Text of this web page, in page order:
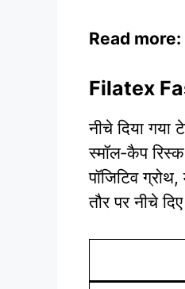
Read more:
Filatex
नीचे दिया गया
स्मॉल‑कैप
पॉजिटिव
तौर पर नीचे